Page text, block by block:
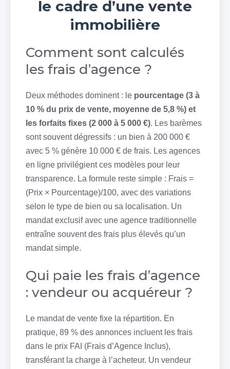
le cadre d’une vente
immobilière
Comment sont calculés
les frais d’agence ?
Deux méthodes dominent : le pourcentage (3 à
10 % du prix de vente, moyenne de 5,8 %) et
les forfaits fixes (2 000 à 5 000 €). Les barèmes
sont souvent dégressifs : un bien à 200 000 €
avec 5 % génère 10 000 € de frais. Les agences
en ligne privilégient ces modèles pour leur
transparence. La formule reste simple : Frais =
(Prix × Pourcentage)/100, avec des variations
selon le type de bien ou sa localisation. Un
mandat exclusif avec une agence traditionnelle
entraîne souvent des frais plus élevés qu’un
mandat simple.
Qui paie les frais d’agence
: vendeur ou acquéreur ?
Le mandat de vente fixe la répartition. En
pratique, 89 % des annonces incluent les frais
dans le prix FAI (Frais d’Agence Inclus),
transférant la charge à l’acheteur. Un vendeur